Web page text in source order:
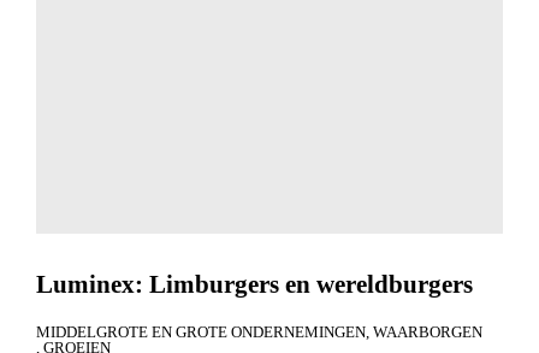
Luminex: Limburgers en wereldburgers
MIDDELGROTE EN GROTE ONDERNEMINGEN WAARBORGEN
GROEIEN